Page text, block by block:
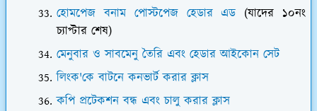
হোমপেজ বনাম পোস্টপেজ হেডার এড (যাদের ১০নং
চ্যাপ্টার শেষ)
মেনুবার ও সাবমেনু তৈরি এবং হেডার আইকোন সেট
লিংক'কে বাটনে কনভার্ট করার ক্লাস
কপি প্রটেকশন বন্ধ এবং চালু করার ক্লাস